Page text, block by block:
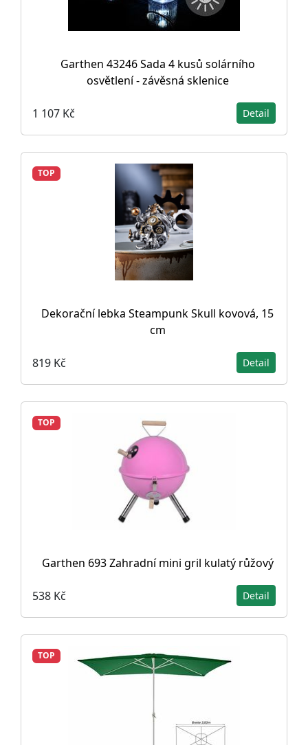
Garthen 43246 Sada 4 kusů solárního
osvětlení - závěsná sklenice
1 107 Kč Detail
TOP
Dekorační lebka Steampunk Skull kovová, 15
cm
819 Kč Detail
TOP
Garthen 693 Zahradní mini gril kulatý růžový
538 Kč Detail
TOP